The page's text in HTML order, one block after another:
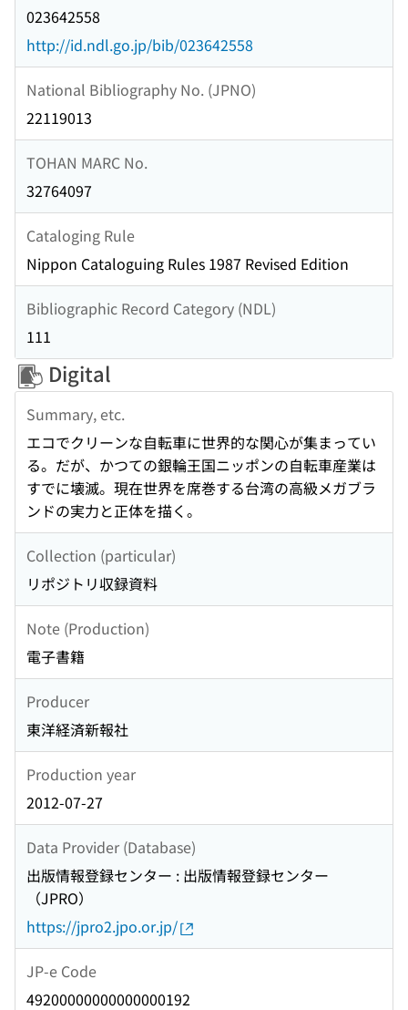
023642558
http://id.ndl.go.jp/bib/023642558
National Bibliography No. (JPNO)
22119013
TOHAN MARC No.
32764097
Cataloging Rule
Nippon Cataloguing Rules 1987 Revised Edition
Bibliographic Record Category (NDL)
111
Digital
Summary, etc.
エコでクリーンな自転車に世界的な関心が集まってい
る。だが、かつての銀輪王国ニッポンの自転車産業は
すでに壊滅。現在世界を席巻する台湾の高級メガブラ
ンドの実力と正体を描く。
Collection (particular)
リポジトリ収録資料
Note (Production)
電子書籍
Producer
東洋経済新報社
Production year
2012-07-27
Data Provider (Database)
出版情報登録センター : 出版情報登録センター
（JPRO）
https://jpro2.jpo.or.jp/
JP-e Code
49200000000000000192